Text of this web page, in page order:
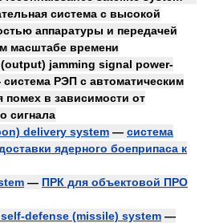
система с высокой
аппаратуры и передачей
масштабе времени
jamming signal power-
РЭП с автоматическим
помех в зависимости от
сигнала
delivery system — система
ядерного боеприпаса к
— ПРК для объектовой ПРО
defense (missile) system —